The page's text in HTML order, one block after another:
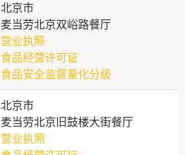
北京市
麦当劳北京双峪路餐厅
营业执照
食品经营许可证
食品安全监督量化分级
北京市
麦当劳北京旧鼓楼大街餐厅
营业执照